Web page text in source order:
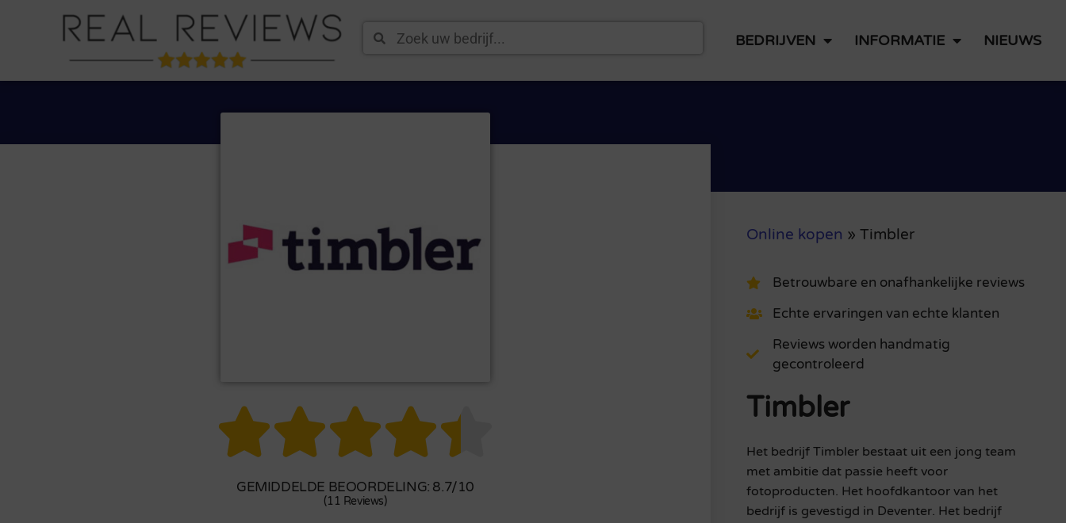
BEDRIJVEN INFORMATIE NIEUWS

GEMIDDELDE BEOORDELING: 8.7/10
(11 Reviews)
Online kopen » Timbler
Betrouwbare en onafhankelijke reviews
Echte ervaringen van echte klanten
Reviews worden handmatig
gecontroleerd
Timbler
Het bedrijf Timbler bestaat uit een jong team
met ambitie dat passie heeft voor
fotoproducten. Het hoofdkantoor van het
bedrijf is gevestigd in Deventer. Het bedrijf